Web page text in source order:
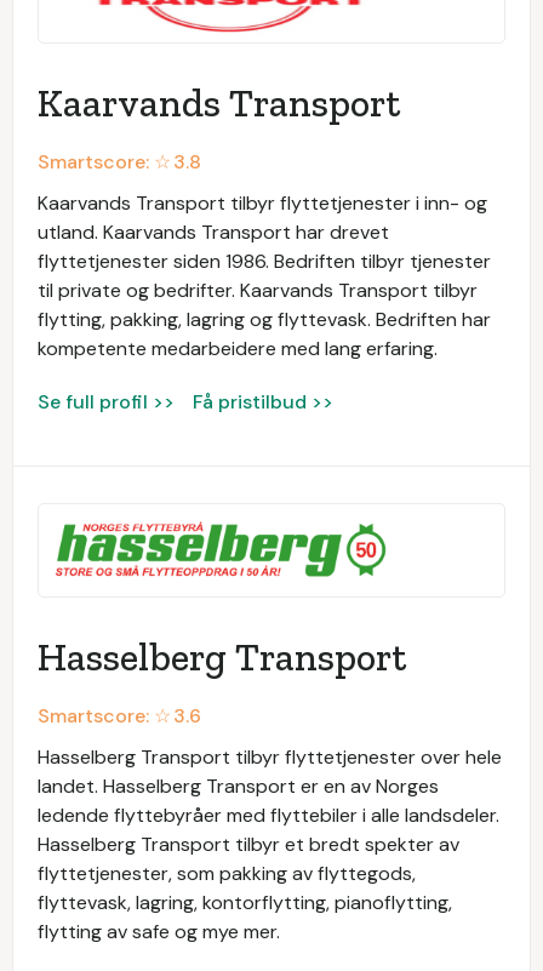
Kaarvands Transport
Smartscore: ☆3.8
Kaarvands Transport tilbyr flyttetjenester i inn- og
utland. Kaarvands Transport har drevet
flyttetjenester siden 1986. Bedriften tilbyr tjenester
til private og bedrifter. Kaarvands Transport tilbyr
flytting, pakking, lagring og flyttevask. Bedriften har
kompetente medarbeidere med lang erfaring.
Se full profil >> Få pristilbud >>
Hasselberg Transport
Smartscore: ☆3.6
Hasselberg Transport tilbyr flyttetjenester over hele
landet. Hasselberg Transport er en av Norges
ledende flyttebyråer med flyttebiler i alle landsdeler.
Hasselberg Transport tilbyr et bredt spekter av
flyttetjenester, som pakking av flyttegods,
flyttevask, lagring, kontorflytting, pianoflytting,
flytting av safe og mye mer.